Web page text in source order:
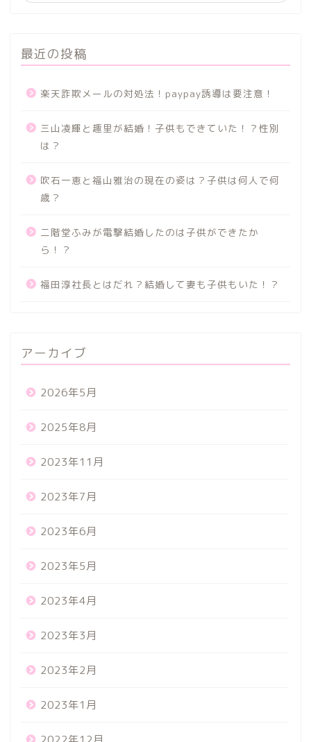
最近の投稿
楽天詐欺メールの対処法！paypay誘導は要注意！
三山凌輝と趣里が結婚！子供もできていた！？性別
は？
吹石一恵と福山雅治の現在の姿は？子供は何人で何
歳？
二階堂ふみが電撃結婚したのは子供ができたか
ら！？
福田淳社長とはだれ？結婚して妻も子供もいた！？
アーカイブ
2026年5月
2025年8月
2023年11月
2023年7月
2023年6月
2023年5月
2023年4月
2023年3月
2023年2月
2023年1月